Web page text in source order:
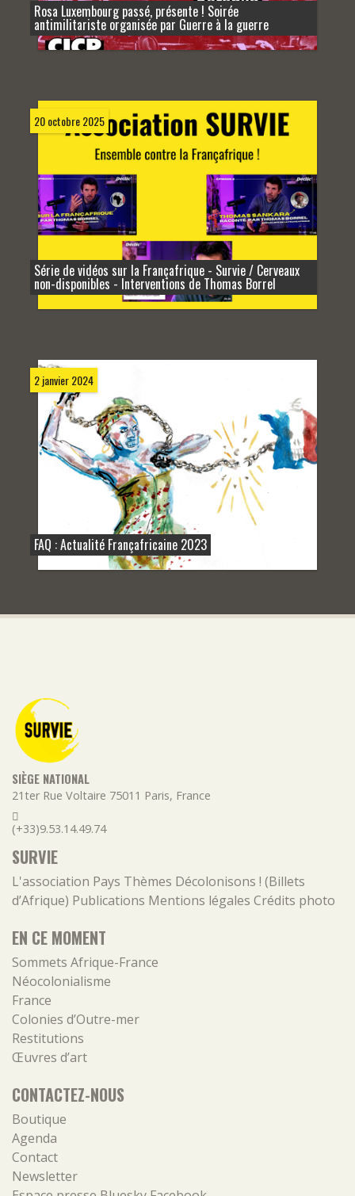
Rosa Luxembourg passé, présente ! Soirée
antimilitariste organisée par Guerre à la guerre
20 octobre 2025
Série de vidéos sur la Françafrique - Survie / Cerveaux
non-disponibles - Interventions de Thomas Borrel
2 janvier 2024
FAQ : Actualité Françafricaine 2023
SIÈGE NATIONAL
21ter Rue Voltaire 75011 Paris, France
(+33)9.53.14.49.74
SURVIE
L'association Pays Thèmes Décolonisons ! (Billets
d’Afrique) Publications Mentions légales Crédits photo
EN CE MOMENT
Sommets Afrique-France
Néocolonialisme
France
Colonies d’Outre-mer
Restitutions
Œuvres d’art
CONTACTEZ-NOUS
Boutique
Agenda
Contact
Newsletter